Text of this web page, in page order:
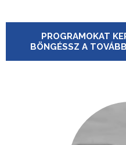
PROGRAMOKAT
BÖNGÉSSZ A